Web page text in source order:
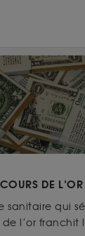
DE L’OR
sanitaire qui
de l’or franchit